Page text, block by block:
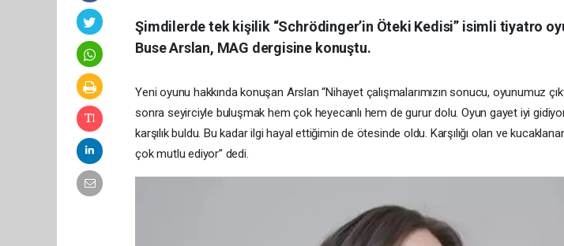
Şimdilerde tek kişilik “Schrödinger’in Öteki Kedisi” isimli tiyatro
Buse Arslan, MAG dergisine konuştu.
Yeni oyunu hakkında konuşan Arslan “Nihayet çalışmalarımızın sonucu, oyunumuz
sonra seyirciyle buluşmak hem çok heyecanlı hem de gurur dolu. Oyun gayet iyi
karşılık buldu. Bu kadar ilgi hayal ettiğimin de ötesinde oldu. Karşılığı olan ve
çok mutlu ediyor” dedi.